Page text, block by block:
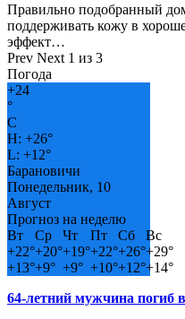
Правильно подобранный
поддерживать кожу в
эффект…
Prev Next 1 из 3
Погода
+24
°
C
H: +26°
L: +12°
Барановичи
Понедельник, 10
Август
Прогноз на неделю
Вт
Ср Чт Пт Сб
Вс
+22°+20°+19°+22°+26°+29°
+13°+9° +9° +10°+12°+14°
64-летний мужчина погиб